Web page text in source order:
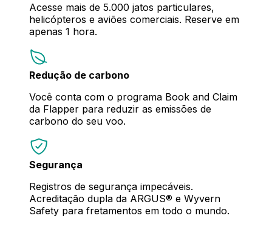
Acesse mais de 5.000 jatos particulares,
helicópteros e aviões comerciais. Reserve em
apenas 1 hora.
Redução de carbono
Você conta com o programa Book and Claim
da Flapper para reduzir as emissões de
carbono do seu voo.
Segurança
Registros de segurança impecáveis.
Acreditação dupla da ARGUS® e Wyvern
Safety para fretamentos em todo o mundo.